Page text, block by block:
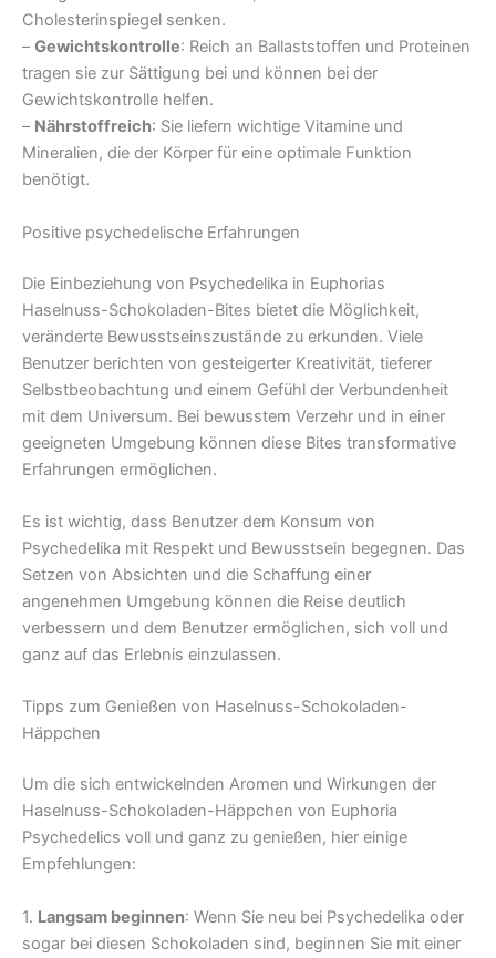
Cholesterinspiegel senken.
–Gewichtskontrolle: Reich an Ballaststoffen und Proteinen
tragen sie zur Sättigung bei und können bei der
Gewichtskontrolle helfen.
– Nährstoffreich: Sie liefern wichtige Vitamine und
Mineralien, die der Körper für eine optimale Funktion
benötigt.
Positive psychedelische Erfahrungen
Die Einbeziehung von Psychedelika in Euphorias
Haselnuss-Schokoladen-Bites bietet die Möglichkeit,
veränderte Bewusstseinszustände zu erkunden. Viele
Benutzer berichten von gesteigerter Kreativität, tieferer
Selbstbeobachtung und einem Gefühl der Verbundenheit
mit dem Universum. Bei bewusstem Verzehr und in einer
geeigneten Umgebung können diese Bites transformative
Erfahrungen ermöglichen.
Es ist wichtig, dass Benutzer dem Konsum von
Psychedelika mit Respekt und Bewusstsein begegnen. Das
Setzen von Absichten und die Schaffung einer
angenehmen Umgebung können die Reise deutlich
verbessern und dem Benutzer ermöglichen, sich voll und
ganz auf das Erlebnis einzulassen.
Tipps zum Genießen von Haselnuss-Schokoladen-
Häppchen
Um die sich entwickelnden Aromen und Wirkungen der
Haselnuss-Schokoladen-Häppchen von Euphoria
Psychedelics voll und ganz zu genießen, hier einige
Empfehlungen:
1. Langsam beginnen: Wenn Sie neu bei Psychedelika oder
sogar bei diesen Schokoladen sind, beginnen Sie mit einer